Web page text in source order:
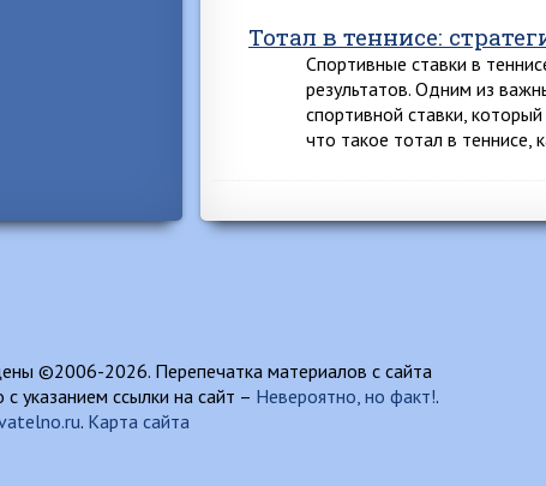
Тотал в теннисе:
Спортивные ставки в
результатов. Одним из
спортивной ставки,
что такое тотал в теннисе,
©2006-2026. Перепечатка материалов с сайта
указанием ссылки на сайт – Невероятно, но факт!.
. Карта сайта